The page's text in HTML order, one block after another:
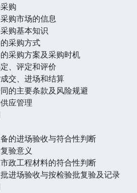
购
购市场的信息
购基本知识
采购方式
的采购方案及采购时机
、评定和评价
交、进场和结算
的主要条款及风险规避
应管理
的进场验收与符合性判断
验意义
市政工程材料的符合性判断
批进场验收与按检验批复验及记录